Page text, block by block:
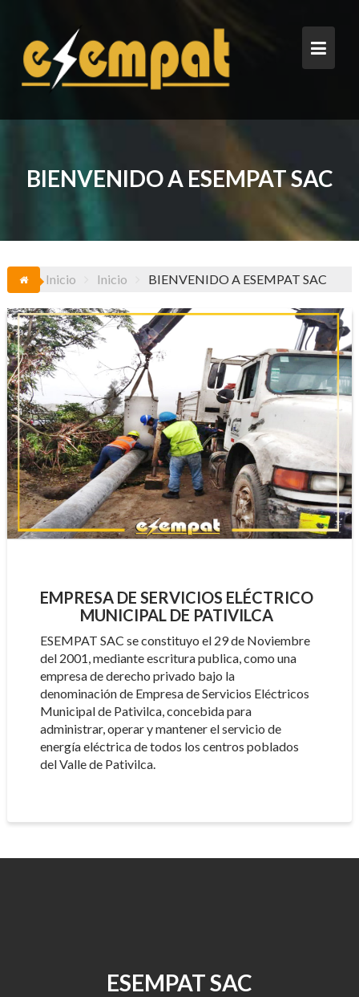
contenido
BIENVENIDO A ESEMPAT SAC
Inicio Inicio BIENVENIDO A ESEMPAT SAC
EMPRESA DE SERVICIOS ELÉCTRICO
MUNICIPAL DE PATIVILCA
ESEMPAT SAC se constituyo el 29 de Noviembre
del 2001, mediante escritura publica, como una
empresa de derecho privado bajo la
denominación de Empresa de Servicios Eléctricos
Municipal de Pativilca, concebida para
administrar, operar y mantener el servicio de
energía eléctrica de todos los centros poblados
del Valle de Pativilca.
ESEMPAT SAC